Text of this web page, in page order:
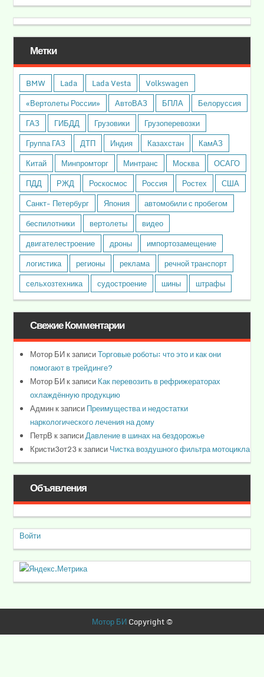
Метки
BMW Lada Lada Vesta
Volkswagen
«Вертолеты России»
АвтоВАЗ БПЛА
Белоруссия
ГАЗ
ГИБДД Грузовики
Грузоперевозки
Группа ГАЗ
ДТП Индия Казахстан
КамАЗ
Китай
Минпромторг Минтранс Москва
ОСАГО
ПДД
РЖД Роскосмос Россия Ростех
США
Санкт- Петербург
Япония
автомобили с пробегом
беспилотники
вертолеты
видео
двигателестроение
дроны
импортозамещение
логистика
регионы реклама
речной транспорт
сельхозтехника
судостроение шины штрафы
Свежие Комментарии
Мотор БИк записиТорговые роботы: что это и как они
помогают в трейдинге?
Мотор БИк записиКак перевозить в рефрижераторах
охлаждённую продукцию
Админк записиПреимущества и недостатки
наркологического лечения на дому
ПетрВ к записиДавление в шинах на бездорожье
Кристи3от23 к записиЧистка воздушного фильтра мотоцикла
Объявления
Войти
Мотор БИCopyright ©